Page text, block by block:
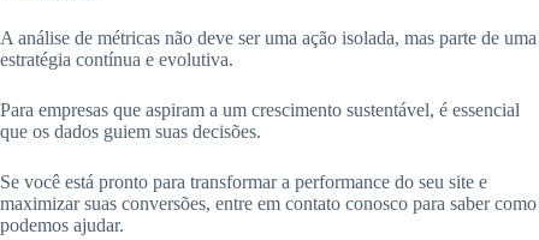
A análise de métricas não deve ser uma ação isolada, mas parte de uma
estratégia contínua e evolutiva.
Para empresas que aspiram a um crescimento sustentável, é essencial
que os dados guiem suas decisões.
Se você está pronto para transformar a performance do seu site e
maximizar suas conversões, entre em contato conosco para saber como
podemos ajudar.